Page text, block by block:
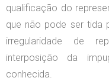
qualificação do
que não pode ser tida
irregularidade de
interposição da
conhecida.